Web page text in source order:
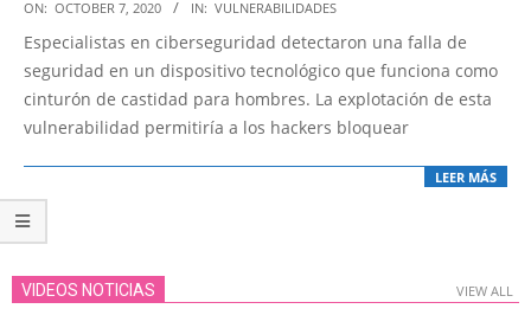
2020-
10-
07
ON: OCTOBER 7, 2020 IN: VULNERABILIDADES
Especialistas en ciberseguridad detectaron una falla de
seguridad en un dispositivo tecnológico que funciona como
cinturón de castidad para hombres. La explotación de esta
vulnerabilidad permitiría a los hackers bloquear
LEER MÁS
VIDEOS NOTICIAS VIEW ALL